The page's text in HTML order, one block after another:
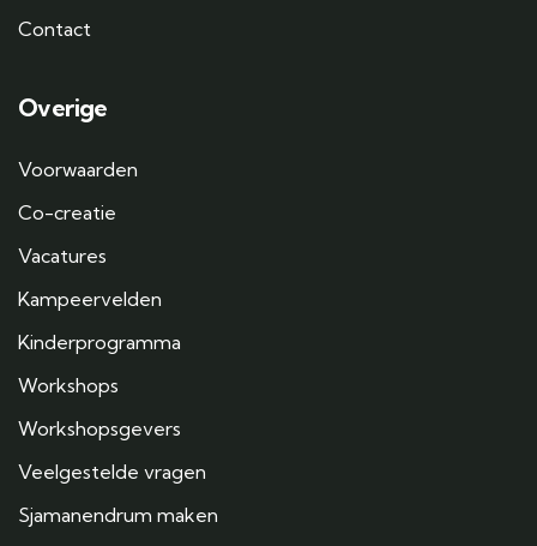
Contact
Overige
Voorwaarden
Co-creatie
Vacatures
Kampeervelden
Kinderprogramma
Workshops
Workshopsgevers
Veelgestelde vragen
Sjamanendrum maken